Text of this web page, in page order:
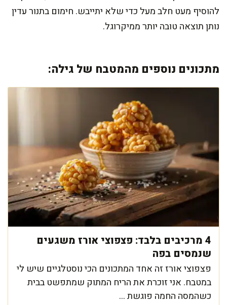
להוסיף מעט חלב מעל כדי שלא יתייבש. חימום בתנור עדין
נותן תוצאה טובה יותר ממיקרוגל.
מתכונים נוספים מהמטבח של גילה:
4 מרכיבים בלבד: פצפוצי אורז משגעים
שנמסים בפה
פצפוצי אורז זה אחד המתכונים הכי נוסטלגיים שיש לי
במטבח. אני זוכרת את הריח המתוק שמתפשט בבית
כשהמסה החמה פוגשת ...